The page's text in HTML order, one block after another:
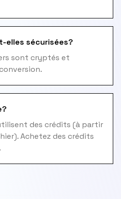
elles sécurisées?
sont cryptés et
des crédits (à partir
Achetez des crédits